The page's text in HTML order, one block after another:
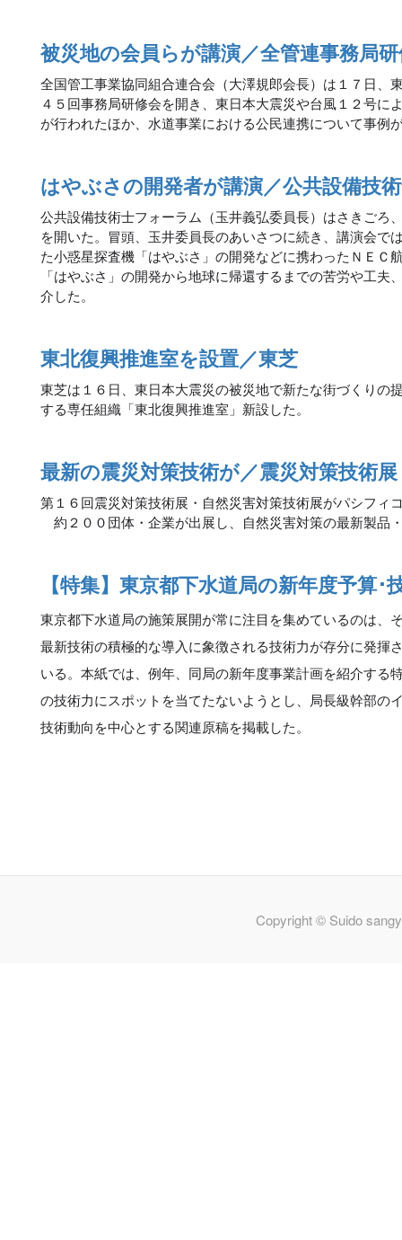
被災地の会員らが講演／全管連事務局
全国管工事業協同組合連合会（大澤規郎会長）は１７日、
４５回事務局研修会を開き、東日本大震災や台風１２号に
が行われたほか、水道事業における公民連携について事例
はやぶさの開発者が講演／公共設備技
公共設備技術士フォーラム（玉井義弘委員長）はさきごろ
を開いた。冒頭、玉井委員長のあいさつに続き、講演会で
た小惑星探査機「はやぶさ」の開発などに携わったＮＥＣ
「はやぶさ」の開発から地球に帰還するまでの苦労や工
介した。
東北復興推進室を設置／東芝
東芝は１６日、東日本大震災の被災地で新たな街づくりの
する専任組織「東北復興推進室」新設した。
最新の震災対策技術が／震災対策技術展
第１６回震災対策技術展・自然災害対策技術展がパシフィ
約２００団体・企業が出展し、自然災害対策の最新製品
【特集】東京都下水道局の新年度予算･
東京都下水道局の施策展開が常に注目を集めているのは、
最新技術の積極的な導入に象徴される技術力が存分に発揮
いる。本紙では、例年、同局の新年度事業計画を紹介する
の技術力にスポットを当てたないようとし、局長級幹部の
技術動向を中心とする関連原稿を掲載した。
Copyright © Suido